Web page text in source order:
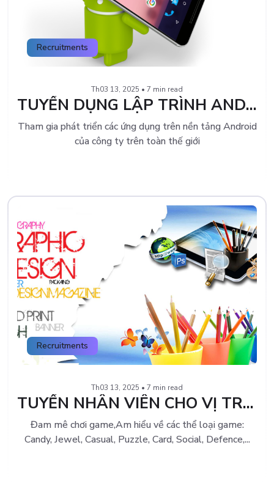
Recruitments
Th03 13, 2025 • 7 min read
TUYỂN DỤNG LẬP TRÌNH ANDROID LƯƠNG CAO
Tham gia phát triển các ứng dụng trên nền tảng Android
của công ty trên toàn thế giới
Recruitments
Th03 13, 2025 • 7 min read
TUYỂN NHÂN VIÊN CHO VỊ TRÍ GRAPHIC DESIGN LƯƠNG CAO
Đam mê chơi game,Am hiểu về các thể loại game:
Candy, Jewel, Casual, Puzzle, Card, Social, Defence,...